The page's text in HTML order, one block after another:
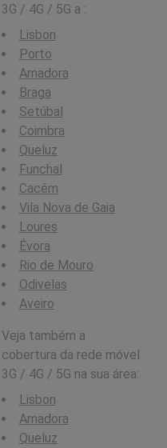
3G / 4G / 5G a :
Lisbon
Porto
Amadora
Braga
Setúbal
Coimbra
Queluz
Funchal
Cacém
Vila Nova de Gaia
Loures
Évora
Rio de Mouro
Odivelas
Aveiro
Veja também a
cobertura da rede móvel
3G / 4G / 5G na sua área:
Lisbon
Amadora
Queluz